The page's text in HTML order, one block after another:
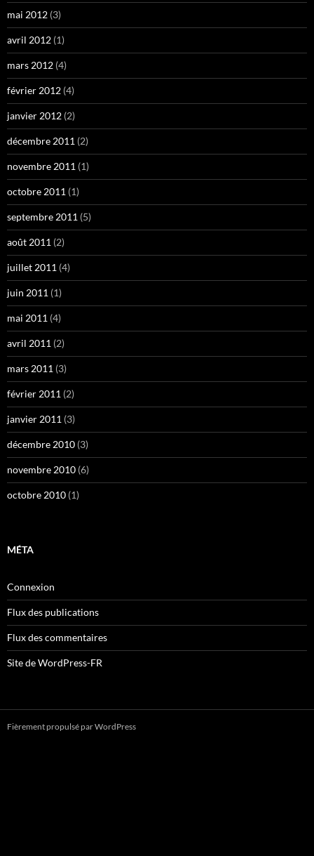
mai 2012 (3)
avril 2012 (1)
mars 2012 (4)
février 2012 (4)
janvier 2012 (2)
décembre 2011 (2)
novembre 2011 (1)
octobre 2011 (1)
septembre 2011 (5)
août 2011 (2)
juillet 2011 (4)
juin 2011 (1)
mai 2011 (4)
avril 2011 (2)
mars 2011 (3)
février 2011 (2)
janvier 2011 (3)
décembre 2010 (3)
novembre 2010 (6)
octobre 2010 (1)
MÉTA
Connexion
Flux des publications
Flux des commentaires
Site de WordPress-FR
Fièrement propulsé par WordPress